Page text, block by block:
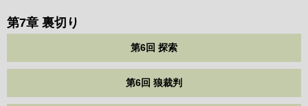
第7章 裏切り
第6回 探索
第6回 狼裁判